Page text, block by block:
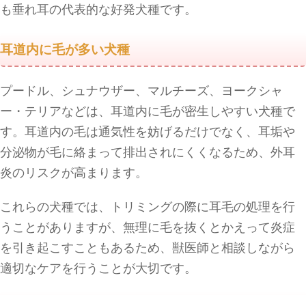
も垂れ耳の代表的な好発犬種です。
耳道内に毛が多い犬種
プードル、シュナウザー、マルチーズ、ヨークシャ
ー・テリアなどは、耳道内に毛が密生しやすい犬種で
す。耳道内の毛は通気性を妨げるだけでなく、耳垢や
分泌物が毛に絡まって排出されにくくなるため、外耳
炎のリスクが高まります。
これらの犬種では、トリミングの際に耳毛の処理を行
うことがありますが、無理に毛を抜くとかえって炎症
を引き起こすこともあるため、獣医師と相談しながら
適切なケアを行うことが大切です。